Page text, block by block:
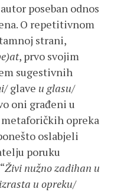
poseban odnos
O repetitivnom
strani,
, prvo svojim
sugestivnih
/ glave u glasu/
oni građeni u
metaforičkih opreka
oslabjeli
poruku
Živi nužno zadihan u
u opreku/